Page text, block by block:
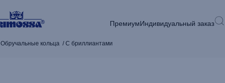
ПремиумИндивидуальный заказ
Обручальные кольца С бриллиантами